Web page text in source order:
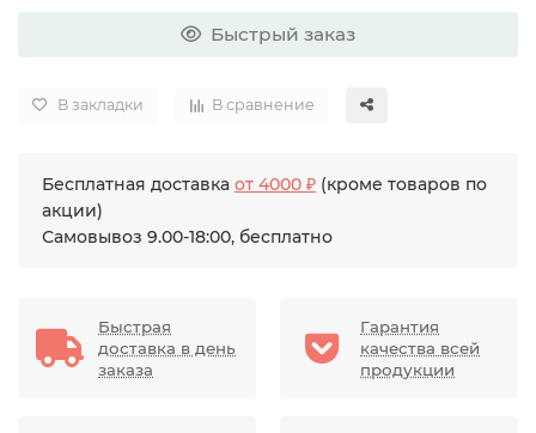
Быстрый заказ
В закладки В сравнение
Бесплатная доставка от 4000 ₽ (кроме товаров по
акции)
Самовывоз 9.00-18:00, бесплатно
Быстрая
доставка в день
заказа
Гарантия
качества всей
продукции